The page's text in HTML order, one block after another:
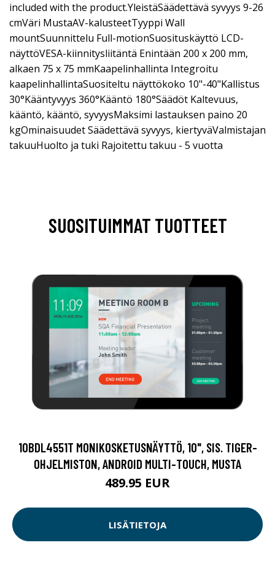
included with the product.YleistäSäädettävä syvyys 9-26
cmVäri MustaAV-kalusteetTyyppi Wall
mountSuunnittelu Full-motionSuosituskäyttö LCD-
näyttöVESA-kiinnitysliitäntä Enintään 200 x 200 mm,
alkaen 75 x 75 mmKaapelinhallinta Integroitu
kaapelinhallintaSuositeltu näyttökoko 10"-40"Kallistus
30°Kääntyvyys 360°Kääntö 180°Säädöt Kaltevuus,
kääntö, kääntö, syvyysMaksimi lastauksen paino 20
kgOminaisuudet Säädettävä syvyys, kiertyväValmistajan
takuuHuolto ja tuki Rajoitettu takuu - 5 vuotta
SUOSITUIMMAT TUOTTEET
10BDL4551T MONIKOSKETUSNÄYTTÖ, 10", SIS. TIGER-
OHJELMISTON, ANDROID MULTI-TOUCH, MUSTA
489.95 EUR
LISÄTIETOJA